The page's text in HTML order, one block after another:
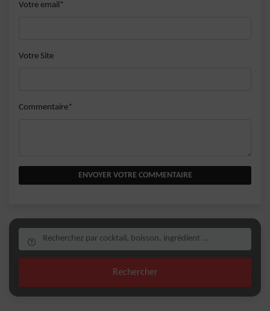
Votre email*
Votre Site
Commentaire*
ENVOYER VOTRE COMMENTAIRE
Rechercher